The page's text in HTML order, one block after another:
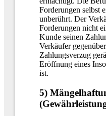
Forderungen selbst
unberührt. Der
Forderungen nicht
Kunde seinen
Verkäufer
Zahlungsverzug
Eröffnung eines
ist.
5)